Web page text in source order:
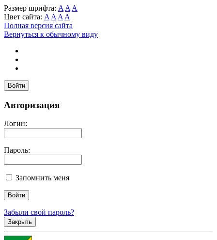
Размер шрифта: A A A
Цвет сайта: A A A A
Полная версия сайта
Вернуться к обычному виду
Войти
Авторизация
Логин:
Пароль:
Запомнить меня
Забыли свой пароль?
Закрыть